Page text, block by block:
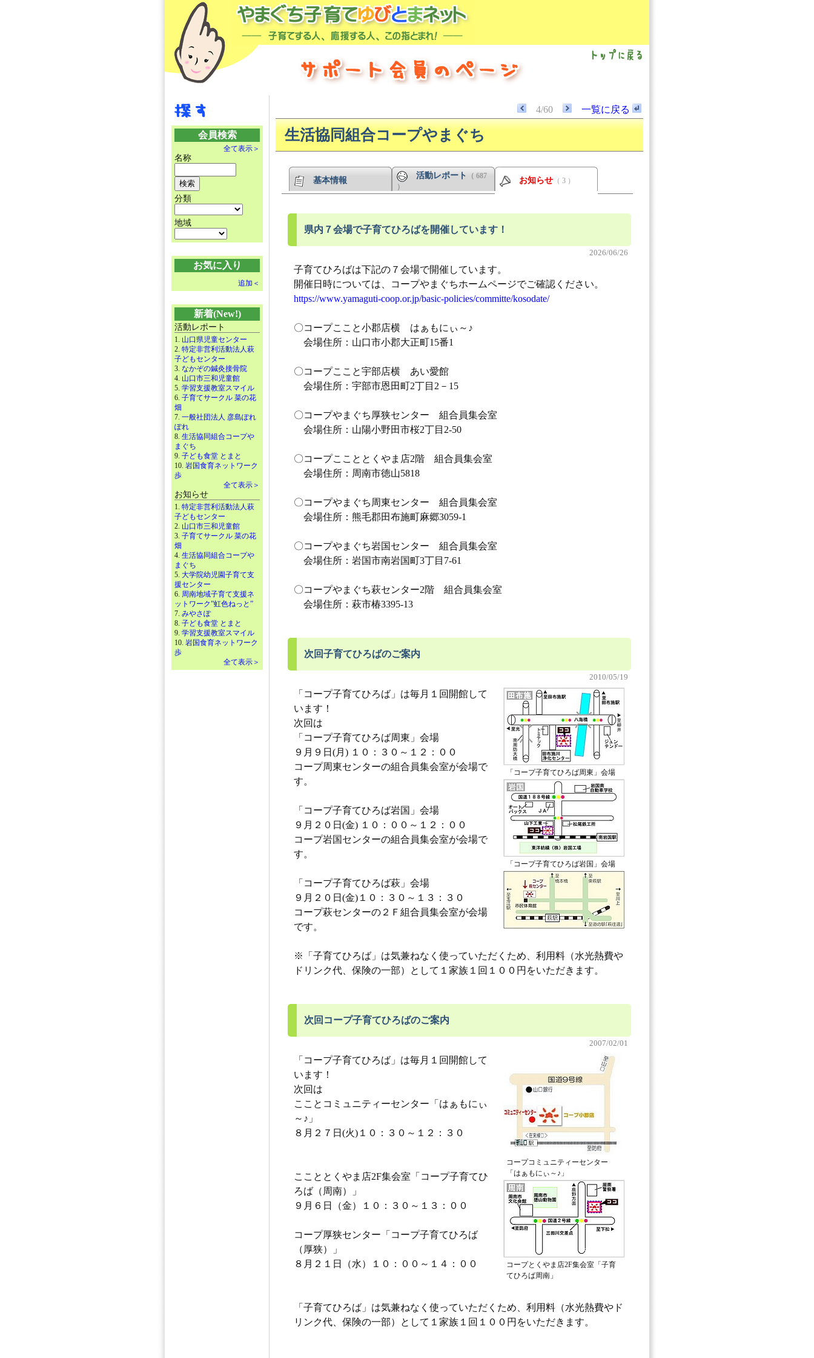
会員検索
全て表示＞
名称
分類
地域
お気に入り
追加＜
新着(New!)
活動レポート
1. 山口県児童センター
2. 特定非営利活動法人萩
子どもセンター
3. なかぞの鍼灸接骨院
4. 山口市三和児童館
5. 学習支援教室スマイル
6. 子育てサークル 菜の花
畑
7. 一般社団法人 彦島ぽれ
ぽれ
8. 生活協同組合コープや
まぐち
9. 子ども食堂 とまと
10. 岩国食育ネットワーク
歩
全て表示＞
お知らせ
1. 特定非営利活動法人萩
子どもセンター
2. 山口市三和児童館
3. 子育てサークル 菜の花
畑
4. 生活協同組合コープや
まぐち
5. 大学院幼児園子育て支
援センター
6. 周南地域子育て支援ネ
ットワーク”虹色ねっと”
7. みやさぽ
8. 子ども食堂 とまと
9. 学習支援教室スマイル
10. 岩国食育ネットワーク
歩
全て表示＞
4/60 一覧に戻る
生活協同組合コープやまぐち
基本情報 活動レポート
（ 687
）
お知らせ （ 3 ）
県内７会場で子育てひろばを開催しています！
2026/06/26
子育てひろばは下記の７会場で開催しています。
開催日時については、コープやまぐちホームページでご確認ください。
https://www.yamaguti-coop.or.jp/basic-policies/committe/kosodate/
〇コープここと小郡店横 はぁもにぃ～♪
会場住所：山口市小郡大正町15番1
〇コープここと宇部店横 あい愛館
会場住所：宇部市恩田町2丁目2－15
〇コープやまぐち厚狭センター 組合員集会室
会場住所：山陽小野田市桜2丁目2-50
〇コープここととくやま店2階 組合員集会室
会場住所：周南市徳山5818
〇コープやまぐち周東センター 組合員集会室
会場住所：熊毛郡田布施町麻郷3059-1
〇コープやまぐち岩国センター 組合員集会室
会場住所：岩国市南岩国町3丁目7-61
〇コープやまぐち萩センター2階 組合員集会室
会場住所：萩市椿3395-13
次回子育てひろばのご案内
2010/05/19
「コープ子育てひろば周東」会場
「コープ子育てひろば岩国」会場
「コープ子育てひろば」は毎月１回開館して
います！
次回は
「コープ子育てひろば周東」会場
９月９日(月) １０：３０～１２：００
コープ周東センターの組合員集会室が会場で
す。
「コープ子育てひろば岩国」会場
９月２０日(金) １０：００～１２：００
コープ岩国センターの組合員集会室が会場で
す。
「コープ子育てひろば萩」会場
９月２０日(金)１０：３０～１３：３０
コープ萩センターの２Ｆ組合員集会室が会場
です。
※「子育てひろば」は気兼ねなく使っていただくため、利用料（水光熱費や
ドリンク代、保険の一部）として１家族１回１００円をいただきます。
次回コープ子育てひろばのご案内
2007/02/01
コープコミュニティーセンター
「はぁもにぃ～♪」
コープとくやま店2F集会室「子育
てひろば周南」
「コープ子育てひろば」は毎月１回開館して
います！
次回は
こことコミュニティーセンター「はぁもにぃ
～♪」
８月２７日(火)１０：３０～１２：３０
ここととくやま店2F集会室「コープ子育てひ
ろば（周南）」
９月６日（金）１０：３０～１３：００
コープ厚狭センター「コープ子育てひろば
（厚狭）」
８月２１日（水）１０：００～１４：００
「子育てひろば」は気兼ねなく使っていただくため、利用料（水光熱費やド
リンク代、保険の一部）として１家族１回１００円をいただきます。